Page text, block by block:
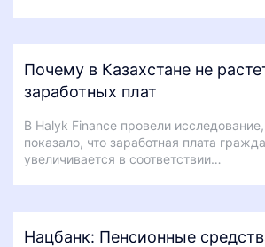
Почему в Казахстане не
заработных плат
В Halyk Finance провели
показало, что заработная плата
увеличивается в соответствии…
Нацбанк: Пенсионные